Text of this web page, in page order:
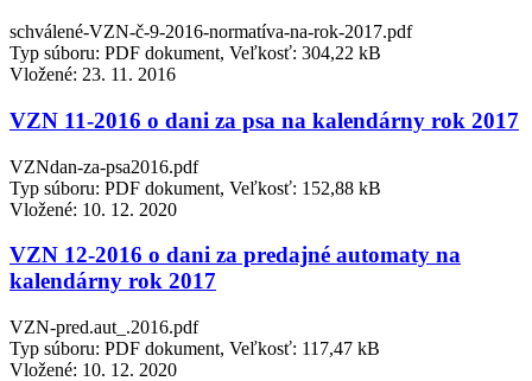
schválené-VZN-č-9-2016-normatíva-na-rok-2017.pdf
Typ súboru: PDF dokument, Veľkosť: 304,22 kB
Vložené: 23. 11. 2016
VZN 11-2016 o dani za psa na kalendárny rok 2017
VZNdan-za-psa2016.pdf
Typ súboru: PDF dokument, Veľkosť: 152,88 kB
Vložené: 10. 12. 2020
VZN 12-2016 o dani za predajné automaty na
kalendárny rok 2017
VZN-pred.aut_.2016.pdf
Typ súboru: PDF dokument, Veľkosť: 117,47 kB
Vložené: 10. 12. 2020